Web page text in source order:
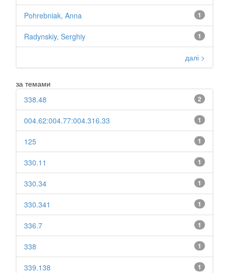
1
Pohrebniak, Anna
1
Radynskiy, Serghiy
далі >
за темами
2
338.48
1
004.62:004.77:004.316.33
1
125
1
330.11
1
330.34
1
330.341
1
336.7
1
338
1
339.138